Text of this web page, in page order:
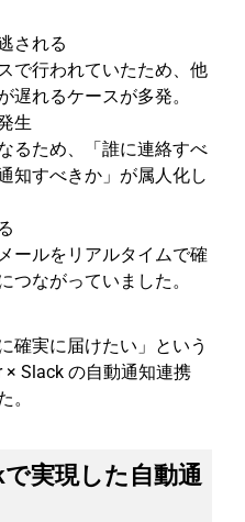
される
で行われていたため、他
遅れるケースが多発。
生
るため、「誰に連絡すべ
知すべきか」が属人化し
ールをリアルタイムで確
つながっていました。
確実に届けたい」という
Slack の自動通知連携
。
実現した自動通